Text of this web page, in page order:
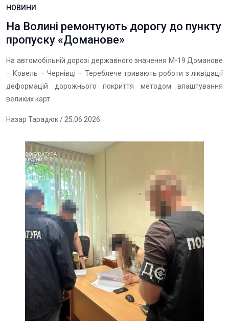
НОВИНИ
На Волині ремонтують дорогу до пункту
пропуску «Доманове»
На автомобільній дорозі державного значення М-19 Доманове
– Ковель – Чернівці – Тереблече тривають роботи з ліквідації
деформацій дорожнього покриття методом влаштування
великих карт
Назар Тарадюк/ 25.06.2026